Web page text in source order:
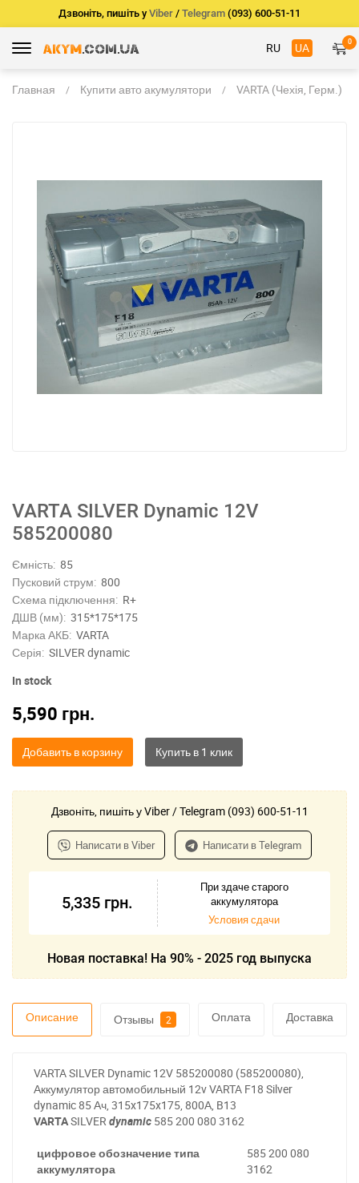
Дзвоніть, пишіть у Viber / Telegram (093) 600-51-11
RU UA 0
Главная Купити авто акумулятори VARTA (Чехія, Герм.)
VARTA SILVER Dynamic 12V
585200080
Ємність: 85
Пусковий струм: 800
Схема підключення: R+
ДШВ (мм): 315*175*175
Марка АКБ: VARTA
Серія: SILVER dynamic
In stock
5,590 грн.
Добавить в корзину
Дзвоніть, пишіть у Viber / Telegram (093) 600-51-11
Написати в Viber Написати в Telegram
5,335 грн.
При здаче старого
аккумулятора
Условия сдачи
Новая поставка! На 90% - 2025 год выпуска
Описание Отзывы 2 Оплата Доставка
VARTA SILVER Dynamic 12V 585200080 (585200080),
Аккумулятор автомобильный 12v VARTA F18 Silver
dynamic 85 Ач, 315x175x175, 800А, B13
VARTASILVERdynamic 585 200 080 3162
цифровое обозначение типа
аккумулятора
585 200 080
3162